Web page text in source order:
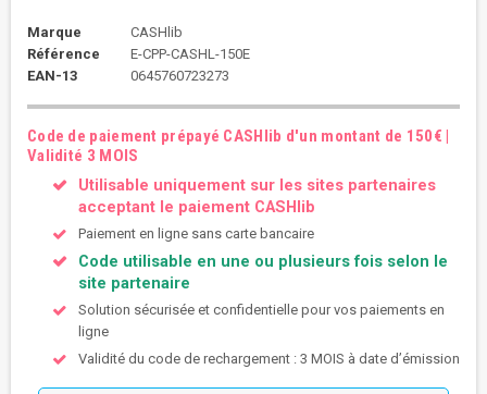
Marque
CASHlib
Référence
E-CPP-CASHL-150E
EAN-13
0645760723273
Code de paiement prépayé CASHlib d'un montant de 150€ |
Validité 3 MOIS
Utilisable uniquement sur les sites partenaires
acceptant le paiement CASHlib
Paiement en ligne sans carte bancaire
Code utilisable en une ou plusieurs fois selon le
site partenaire
Solution sécurisée et confidentielle pour vos paiements en
ligne
Validité du code de rechargement : 3 MOIS à date d’émission